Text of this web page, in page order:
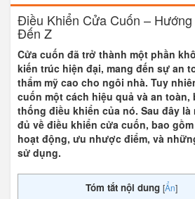
Điều Khiển Cửa Cuốn –
Đến Z
Cửa cuốn đã trở thành một phần
kiến trúc hiện đại, mang đến sự an
thẩm mỹ cao cho ngôi nhà. Tuy
cuốn một cách hiệu quả và an toàn,
thống điều khiển của nó. Sau đây
đủ về điều khiển cửa cuốn, bao
hoạt động, ưu nhược điểm, và
sử dụng.
Tóm tắt nội dung [Ẩn]